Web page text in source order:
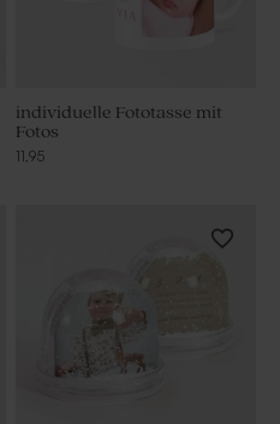
individuelle Fototasse mit
Fotos
11,95